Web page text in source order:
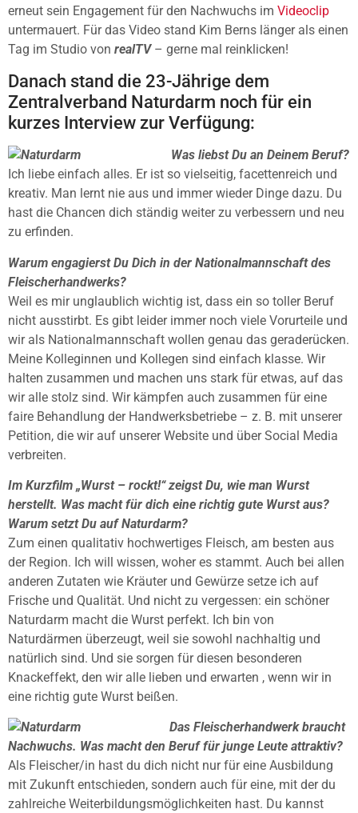
erneut sein Engagement für den Nachwuchs im Videoclip
untermauert. Für das Video stand Kim Berns länger als einen
Tag im Studio von realTV– gerne mal reinklicken!
Danach stand die 23-Jährige dem
Zentralverband Naturdarm noch für ein
kurzes Interview zur Verfügung:
Was liebst Du an Deinem Beruf?
Ich liebe einfach alles. Er ist so vielseitig, facettenreich und
kreativ. Man lernt nie aus und immer wieder Dinge dazu. Du
hast die Chancen dich ständig weiter zu verbessern und neu
zu erfinden.
Warum engagierst Du Dich in der Nationalmannschaft des
Fleischerhandwerks?
Weil es mir unglaublich wichtig ist, dass ein so toller Beruf
nicht ausstirbt. Es gibt leider immer noch viele Vorurteile und
wir als Nationalmannschaft wollen genau das geraderücken.
Meine Kolleginnen und Kollegen sind einfach klasse. Wir
halten zusammen und machen uns stark für etwas, auf das
wir alle stolz sind. Wir kämpfen auch zusammen für eine
faire Behandlung der Handwerksbetriebe – z. B. mit unserer
Petition, die wir auf unserer Website und über Social Media
verbreiten.
Im Kurzfilm „Wurst – rockt!“ zeigst Du, wie man Wurst
herstellt. Was macht für dich eine richtig gute Wurst aus?
Warum setzt Du auf Naturdarm?
Zum einen qualitativ hochwertiges Fleisch, am besten aus
der Region. Ich will wissen, woher es stammt. Auch bei allen
anderen Zutaten wie Kräuter und Gewürze setze ich auf
Frische und Qualität. Und nicht zu vergessen: ein schöner
Naturdarm macht die Wurst perfekt. Ich bin von
Naturdärmen überzeugt, weil sie sowohl nachhaltig und
natürlich sind. Und sie sorgen für diesen besonderen
Knackeffekt, den wir alle lieben und erwarten , wenn wir in
eine richtig gute Wurst beißen.
Das Fleischerhandwerk braucht
Nachwuchs. Was macht den Beruf für junge Leute attraktiv?
Als Fleischer/in hast du dich nicht nur für eine Ausbildung
mit Zukunft entschieden, sondern auch für eine, mit der du
zahlreiche Weiterbildungsmöglichkeiten hast. Du kannst